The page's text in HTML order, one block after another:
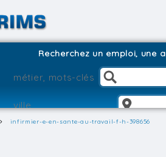
Recherchez un emploi, une
infirmier-e-en-sante-au-travail-f-h-398656